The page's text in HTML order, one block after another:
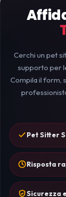
Cerchi un pet
supporto per
Compila il form,
Pet Sitter
Risposta
Sicurezza